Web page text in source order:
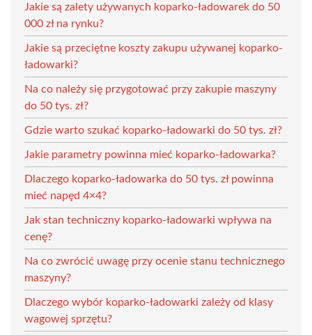
Jakie są zalety używanych koparko-ładowarek do 50
000 zł na rynku?
Jakie są przeciętne koszty zakupu używanej koparko-
ładowarki?
Na co należy się przygotować przy zakupie maszyny
do 50 tys. zł?
Gdzie warto szukać koparko-ładowarki do 50 tys. zł?
Jakie parametry powinna mieć koparko-ładowarka?
Dlaczego koparko-ładowarka do 50 tys. zł powinna
mieć napęd 4×4?
Jak stan techniczny koparko-ładowarki wpływa na
cenę?
Na co zwrócić uwagę przy ocenie stanu technicznego
maszyny?
Dlaczego wybór koparko-ładowarki zależy od klasy
wagowej sprzętu?